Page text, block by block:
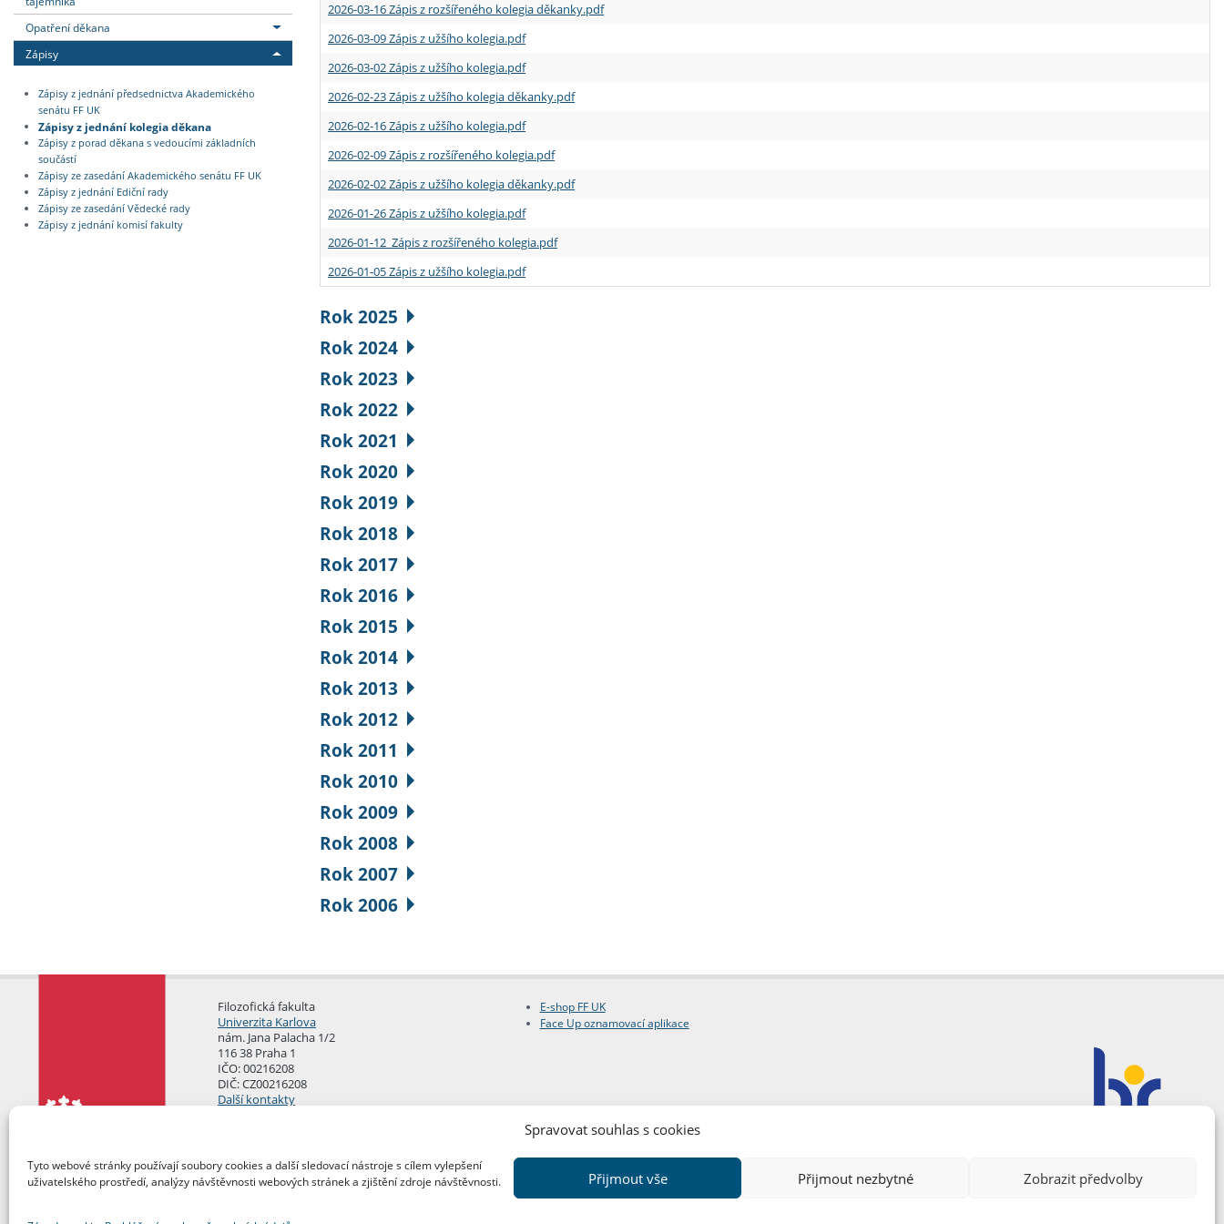
Spravovat souhlas s cookies
Tyto webové stránky používají soubory cookies a další sledovací nástroje s cílem vylepšení
uživatelského prostředí, analýzy návštěvnosti webových stránek a zjištění zdroje návštěvnosti.
Přijmout vše Přijmout nezbytné Zobrazit předvolby
Opatření děkana
Zápisy
Zápisy z jednání předsednictva Akademického
senátu FF UK
Zápisy z jednání kolegia děkana
Zápisy z porad děkana s vedoucími základních
součástí
Zápisy ze zasedání Akademického senátu FF UK
Zápisy z jednání Ediční rady
Zápisy ze zasedání Vědecké rady
Zápisy z jednání komisí fakulty
2026-03-16 Zápis z rozšířeného kolegia děkanky.pdf
2026-03-09 Zápis z užšího kolegia.pdf
2026-03-02 Zápis z užšího kolegia.pdf
2026-02-23 Zápis z užšího kolegia děkanky.pdf
2026-02-16 Zápis z užšího kolegia.pdf
2026-02-09 Zápis z rozšířeného kolegia.pdf
2026-02-02 Zápis z užšího kolegia děkanky.pdf
2026-01-26 Zápis z užšího kolegia.pdf
2026-01-12 Zápis z rozšířeného kolegia.pdf
2026-01-05 Zápis z užšího kolegia.pdf
Rok 2025
Rok 2024
Rok 2023
Rok 2022
Rok 2021
Rok 2020
Rok 2019
Rok 2018
Rok 2017
Rok 2016
Rok 2015
Rok 2014
Rok 2013
Rok 2012
Rok 2011
Rok 2010
Rok 2009
Rok 2008
Rok 2007
Rok 2006
Filozofická fakulta
Univerzita Karlova
nám. Jana Palacha 1/2
116 38 Praha 1
IČO: 00216208
DIČ: CZ00216208
Další kontakty
E-shop FF UK
Face Up oznamovací aplikace